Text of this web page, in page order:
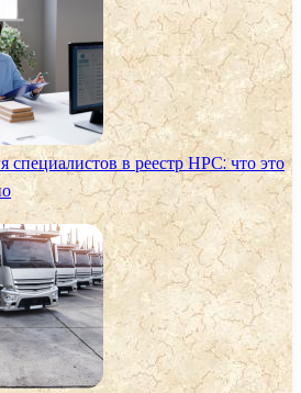
специалистов в реестр НРС: что это